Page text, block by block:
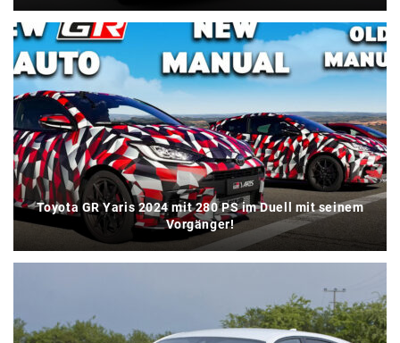
Toyota GR Yaris 2024 mit 280 PS im Duell mit seinem
Vorgänger!